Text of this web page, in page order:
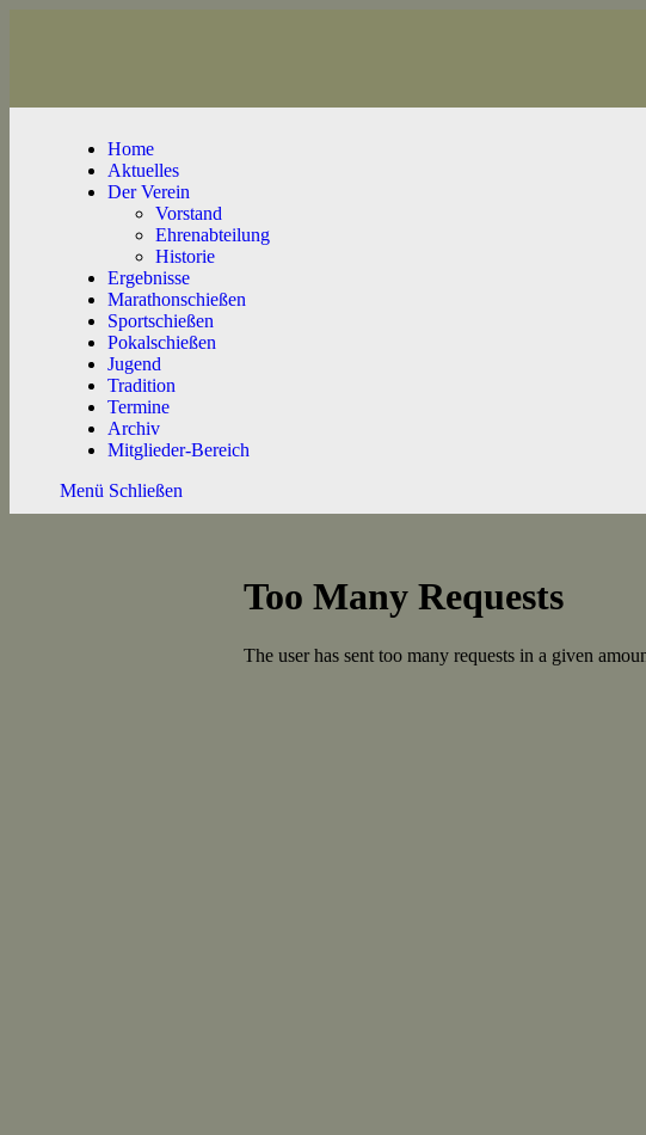
Home
Aktuelles
Der Verein
Vorstand
Ehrenabteilung
Historie
Ergebnisse
Marathonschießen
Sportschießen
Pokalschießen
Jugend
Tradition
Termine
Archiv
Mitglieder-Bereich
Menü Schließen